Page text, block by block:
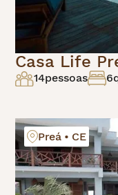
Casa Life
14pessoas 6
Preá • CE